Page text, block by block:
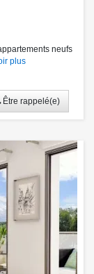
neufs
plus
Être rappelé(e)